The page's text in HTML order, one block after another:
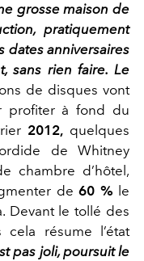
grosse maison de
pratiquement
dates anniversaires
sans rien faire. Le
de disques vont
profiter à fond du
2012, quelques
de Whitney
chambre d’hôtel,
de 60 % le
Devant le tollé des
résume l’état
pas joli, poursuit le